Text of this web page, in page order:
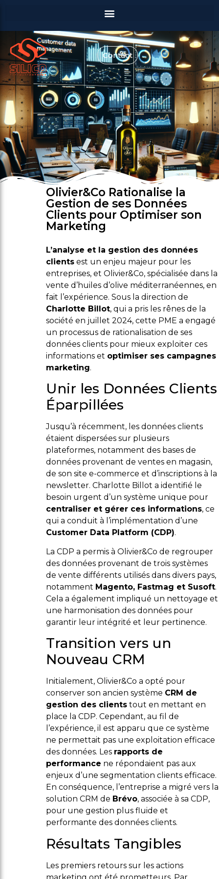
Contact
Olivier&Co Rationalise la
Gestion de ses Données
Clients pour Optimiser son
Marketing
L’analyse et la gestion des données
clients est un enjeu majeur pour les
entreprises, et Olivier&Co, spécialisée dans la
vente d’huiles d’olive méditerranéennes, en
fait l’expérience. Sous la direction de
Charlotte Billot, qui a pris les rênes de la
société en juillet 2024, cette PME a engagé
un processus de rationalisation de ses
données clients pour mieux exploiter ces
informations et optimiser ses campagnes
marketing.
Unir les Données Clients
Éparpillées
Jusqu’à récemment, les données clients
étaient dispersées sur plusieurs
plateformes, notamment des bases de
données provenant de ventes en magasin,
de son site e-commerce et d’inscriptions à la
newsletter. Charlotte Billot a identifié le
besoin urgent d’un système unique pour
centraliser et gérer ces informations, ce
qui a conduit à l’implémentation d’une
Customer Data Platform (CDP).
La CDP a permis à Olivier&Co de regrouper
des données provenant de trois systèmes
de vente différents utilisés dans divers pays,
notamment Magento, Fastmag et Susoft.
Cela a également impliqué un nettoyage et
une harmonisation des données pour
garantir leur intégrité et leur pertinence.
Transition vers un
Nouveau CRM
Initialement, Olivier&Co a opté pour
conserver son ancien système CRM de
gestion des clients tout en mettant en
place la CDP. Cependant, au fil de
l’expérience, il est apparu que ce système
ne permettait pas une exploitation efficace
des données. Les rapports de
performance ne répondaient pas aux
enjeux d’une segmentation clients efficace.
En conséquence, l’entreprise a migré vers la
solution CRM de Brévo, associée à sa CDP,
pour une gestion plus fluide et
performante des données clients.
Résultats Tangibles
Les premiers retours sur les actions
marketing ont été prometteurs. Par